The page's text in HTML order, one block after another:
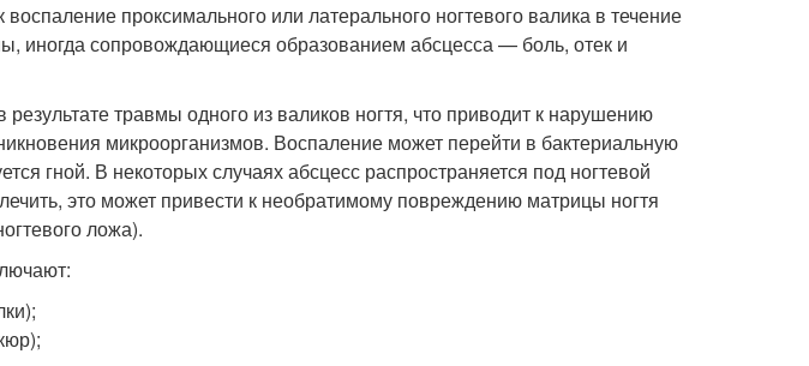
проксимального или латерального ногтевого валика в течение
иногда сопровождающиеся образованием абсцесса — боль, отек и
результате травмы одного из валиков ногтя, что приводит к нарушению
микроорганизмов. Воспаление может перейти в бактериальную
гной. В некоторых случаях абсцесс распространяется под ногтевой
это может привести к необратимому повреждению матрицы ногтя
ложа).